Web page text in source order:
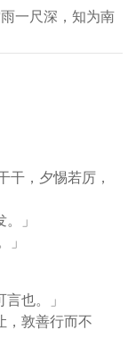
一尺深，知为南
干，夕惕若厉，
」
」
也。」
，敦善行而不